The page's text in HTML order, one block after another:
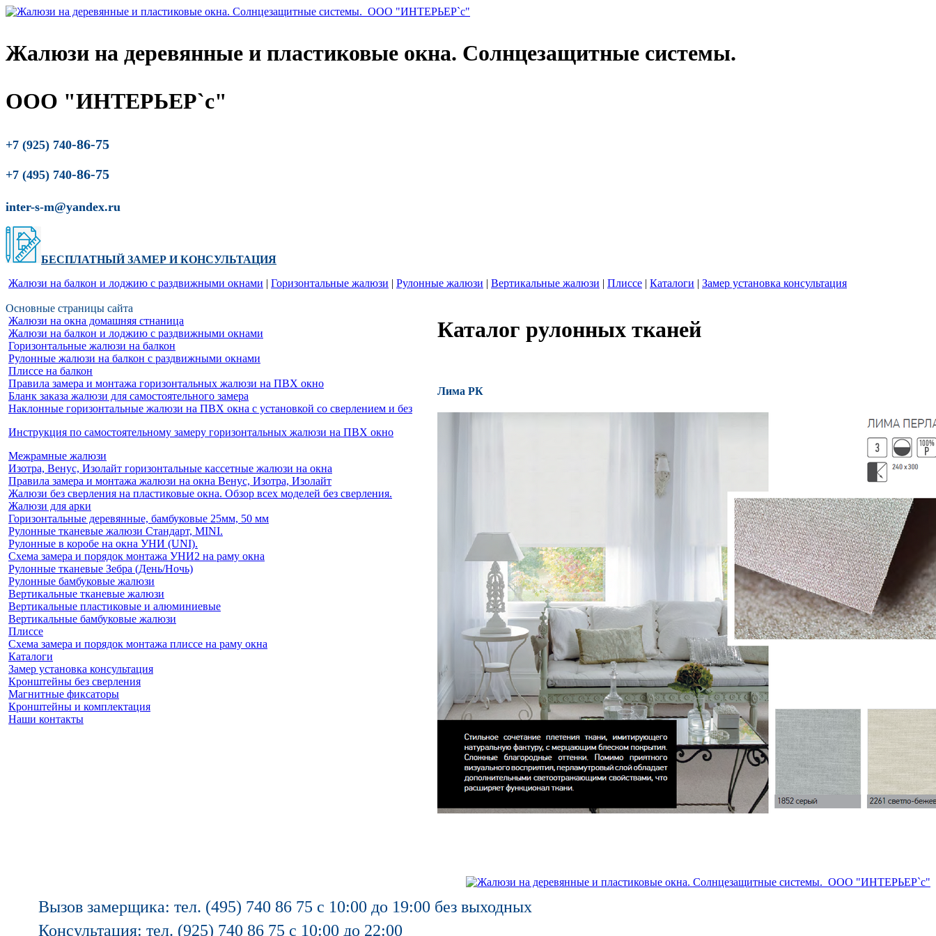
Жалюзи на деревянные и пластиковые окна. Солнцезащитные системы.
ООО "ИНТЕРЬЕР`с"
+7 (925) 740-86-75
+7 (495) 740-86-75
inter-s-m@yandex.ru
БЕСПЛАТНЫЙ ЗАМЕР ИКОНСУЛЬТАЦИЯ
Жалюзи на балкон и лоджию c раздвижными окнами | Горизонтальные жалюзи | Рулонные жалюзи | Вертикальные жалюзи | Плиссе | Каталоги | Замер установка консультация
Основные страницы сайта
Жалюзи на окна домашняя стнаница
Жалюзи на балкон и лоджию c раздвижными окнами
Горизонтальные жалюзи на балкон
Рулонные жалюзи на балкон с раздвижными окнами
Плиссе на балкон
Правила замера и монтажа горизонтальных жалюзи на ПВХ окно
Бланк заказа жалюзи для самостоятельного замера
Наклонные горизонтальные жалюзи на ПВХ окна с установкой со сверлением и без
Инструкция по самостоятельному замеру горизонтальных жалюзи на ПВХ окно
Межрамные жалюзи
Изотра, Венус, Изолайт горизонтальные кассетные жалюзи на окна
Правила замера и монтажа жалюзи на окна Венус, Изотра, Изолайт
Жалюзи без сверления на пластиковые окна. Обзор всех моделей без сверления.
Жалюзи для арки
Горизонтальные деревянные, бамбуковые 25мм, 50 мм
Рулонные тканевые жалюзи Стандарт, MINI.
Рулонные в коробе на окна УНИ (UNI).
Схема замера и порядок монтажа УНИ2 на раму окна
Рулонные тканевые Зебра (День/Ночь)
Рулонные бамбуковые жалюзи
Вертикальные тканевые жалюзи
Вертикальные пластиковые и алюминиевые
Вертикальные бамбуковые жалюзи
Плиссе
Схема замера и порядок монтажа плиссе на раму окна
Каталоги
Замер установка консультация
Кронштейны без сверления
Магнитные фиксаторы
Кронштейны и комплектация
Наши контакты
Каталог рулонных тканей
Лима РК
Вызов замерщика: тел. (495) 740 86 75 с 10:00 до 19:00 без выходных
Консультация: тел. (925) 740 86 75 с 10:00 до 22:00